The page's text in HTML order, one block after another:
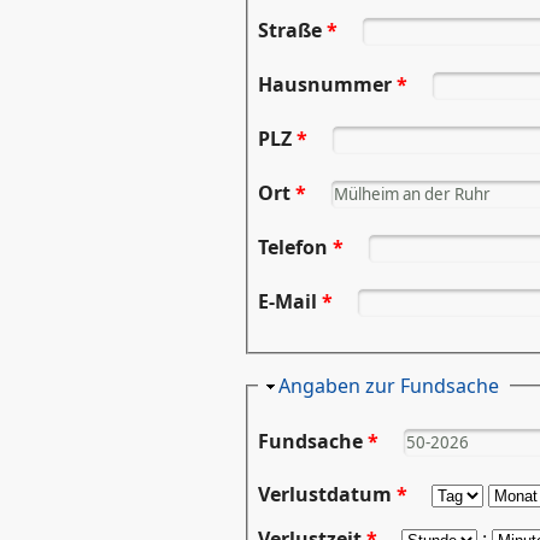
Straße*
Hausnummer*
PLZ*
Ort*
Telefon *
E-Mail *
Ausblenden
Angaben zur Fundsache
Fundsache*
Verlustdatum * Tag